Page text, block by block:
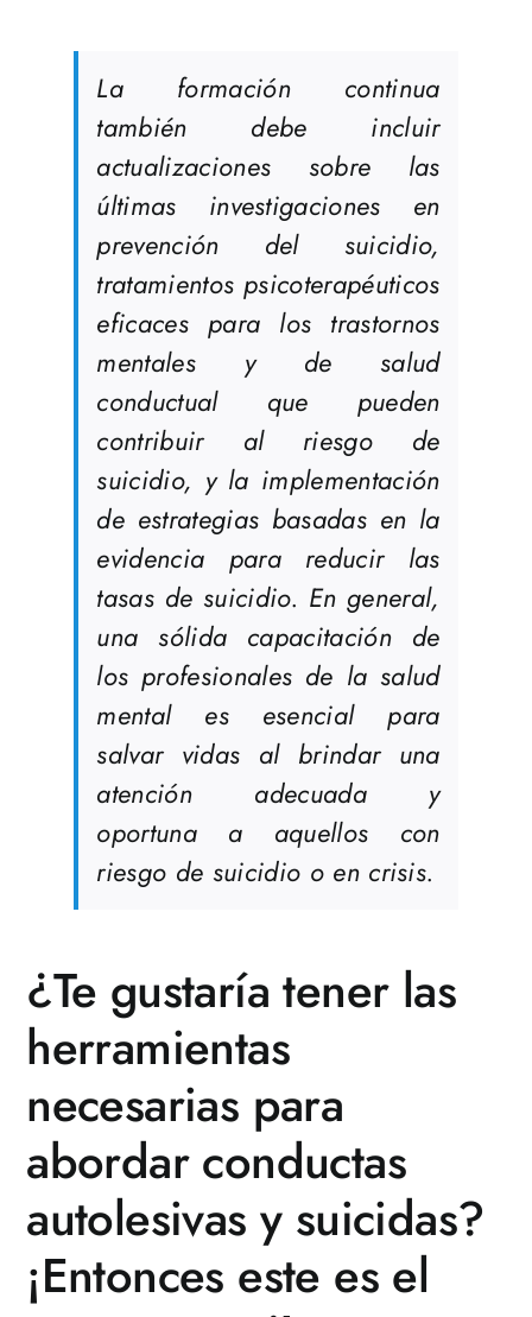
La formación continua
también debe incluir
actualizaciones sobre las
últimas investigaciones en
prevención del suicidio,
tratamientos psicoterapéuticos
eficaces para los trastornos
mentales y de salud
conductual que pueden
contribuir al riesgo de
suicidio, y la implementación
de estrategias basadas en la
evidencia para reducir las
tasas de suicidio. En general,
una sólida capacitación de
los profesionales de la salud
mental es esencial para
salvar vidas al brindar una
atención adecuada y
oportuna a aquellos con
riesgo de suicidio o en crisis.
¿Te gustaría tener las
herramientas
necesarias para
abordar conductas
autolesivas y suicidas?
¡Entonces este es el